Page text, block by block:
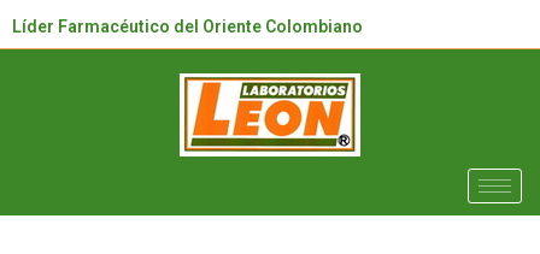
Líder Farmacéutico del Oriente Colombiano